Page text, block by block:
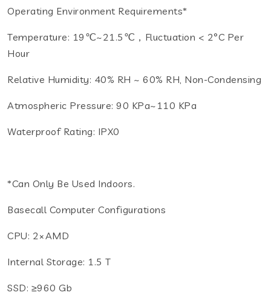
Operating Environment Requirements*
Temperature: 19℃~21.5℃，fluctuation < 2°C Per
Hour
Relative Humidity: 40% RH ~ 60% RH, Non-Condensing
Atmospheric Pressure: 90 KPa~110 KPa
Waterproof Rating: IPX0
*Can Only Be Used Indoors.
Basecall Computer Configurations
CPU: 2×AMD
Internal Storage: 1.5 T
SSD: ≥960 Gb